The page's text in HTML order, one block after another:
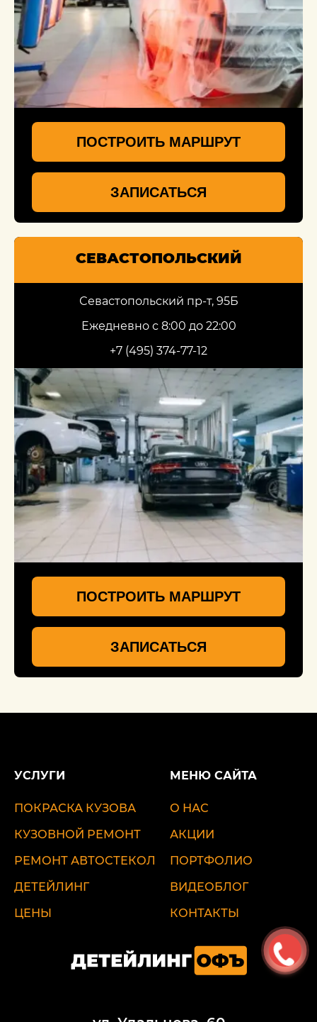
ПОСТРОИТЬ МАРШРУТ
ЗАПИСАТЬСЯ
СЕВАСТОПОЛЬСКИЙ
Севастопольский пр-т, 95Б
Ежедневно с 8:00 до 22:00
+7 (495) 374-77-12
ПОСТРОИТЬ МАРШРУТ
ЗАПИСАТЬСЯ
УСЛУГИ
ПОКРАСКА КУЗОВА
КУЗОВНОЙ РЕМОНТ
РЕМОНТ АВТОСТЕКОЛ
ДЕТЕЙЛИНГ
ЦЕНЫ
МЕНЮ САЙТА
О НАС
АКЦИИ
ПОРТФОЛИО
ВИДЕОБЛОГ
КОНТАКТЫ